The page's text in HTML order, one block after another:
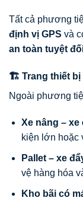
Tất cả phương
định vị GPS và
an toàn tuyệt
🏗️ Trang thiết bị
Ngoài phương
Xe nâng – xe
kiện lớn hoặc
Pallet – xe
vệ hàng hóa
Kho bãi có